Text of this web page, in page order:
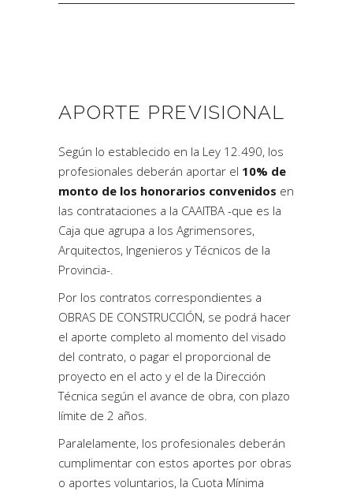
APORTE PREVISIONAL
Según lo establecido en la Ley 12.490, los
profesionales deberán aportar el 10% de
monto de los honorarios convenidos en
las contrataciones a la CAAITBA -que es la
Caja que agrupa a los Agrimensores,
Arquitectos, Ingenieros y Técnicos de la
Provincia-.
Por los contratos correspondientes a
OBRAS DE CONSTRUCCIÓN, se podrá hacer
el aporte completo al momento del visado
del contrato, o pagar el proporcional de
proyecto en el acto y el de la Dirección
Técnica según el avance de obra, con plazo
límite de 2 años.
Paralelamente, los profesionales deberán
cumplimentar con estos aportes por obras
o aportes voluntarios, la Cuota Mínima